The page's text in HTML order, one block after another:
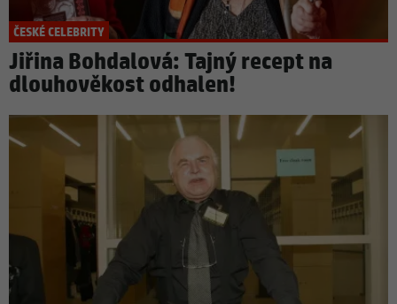
ČESKÉ CELEBRITY
Jiřina Bohdalová: Tajný recept na
dlouhověkost odhalen!